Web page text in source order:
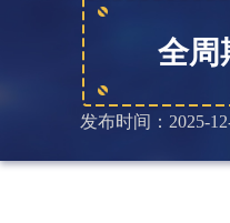
全周
发布时间：2025-